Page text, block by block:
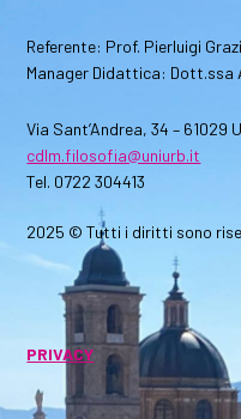
Referente: Prof. Pierluigi
Manager Didattica: Dott.ssa
Via Sant’Andrea, 34 – 61029
cdlm.filosofia@uniurb.it
Tel. 0722 304413
2025 © Tutti i diritti sono
PRIVACY